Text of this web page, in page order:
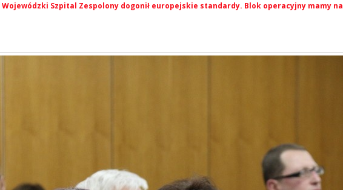
Wojewódzki Szpital Zespolony dogonił europejskie standardy. Blok operacyjny mamy na